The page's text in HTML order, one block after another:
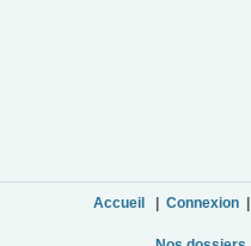
Accueil Connexion|